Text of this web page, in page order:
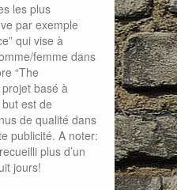
les plus
par exemple
qui vise à
femme dans
“The
basé à
est de
de qualité dans
publicité. A noter:
plus d’un
jours!